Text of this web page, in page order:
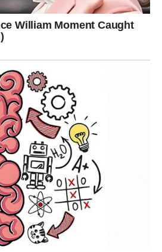
mnogo sretniji nego ranije.
kada je najmanje
dani.
nagradu za sav trud i odricanja
mnogo bolja, dok ljubavni